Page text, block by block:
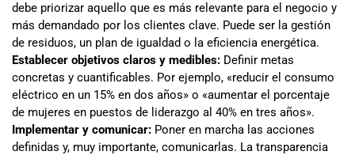
debe priorizar aquello que es más relevante para el negocio y
más demandado por los clientes clave. Puede ser la gestión
de residuos, un plan de igualdad o la eficiencia energética.
Establecer objetivos claros y medibles: Definir metas
concretas y cuantificables. Por ejemplo, «reducir el consumo
eléctrico en un 15% en dos años» o «aumentar el porcentaje
de mujeres en puestos de liderazgo al 40% en tres años».
Implementar y comunicar: Poner en marcha las acciones
definidas y, muy importante, comunicarlas. La transparencia